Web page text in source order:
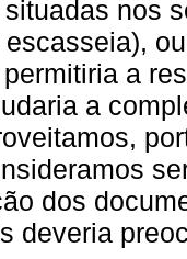
nos
a
a
dos
deveria